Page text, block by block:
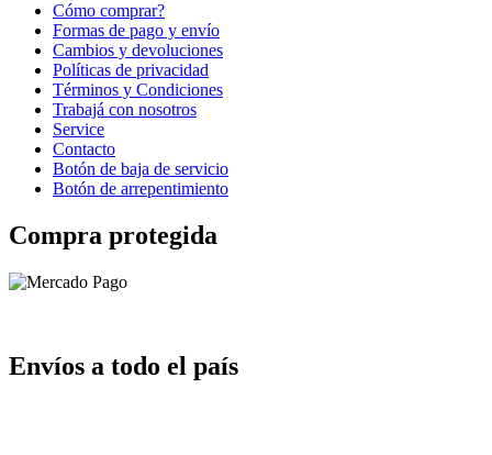
Cómo comprar?
Formas de pago y envío
Cambios y devoluciones
Políticas de privacidad
Términos y Condiciones
Trabajá con nosotros
Service
Contacto
Botón de baja de servicio
Botón de arrepentimiento
Compra protegida
Envíos a todo el país